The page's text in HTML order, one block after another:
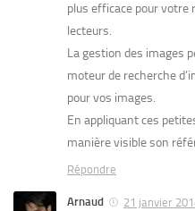
plus efficace pour
lecteurs.
La gestion des images
moteur de recherche
pour vos images.
En appliquant ces
manière visible son
Répondre
Arnaud 21 janvier